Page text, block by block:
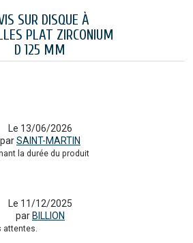
SUR DISQUE À
PLAT ZIRCONIUM
D 125 MM
Le 13/06/2026
parSAINT-MARTIN
la durée du produit
Le 11/12/2025
par BILLION
attentes.